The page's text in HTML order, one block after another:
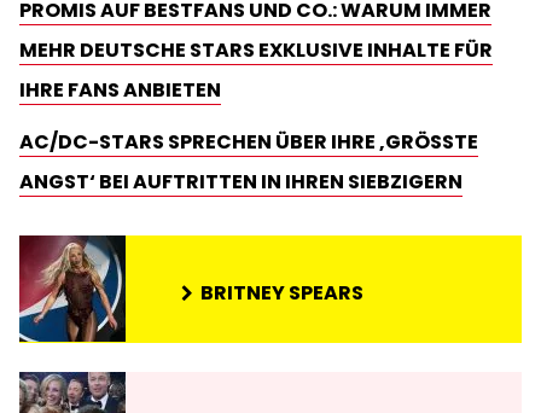
PROMIS AUF BESTFANS UND CO.: WARUM IMMER
MEHR DEUTSCHE STARS EXKLUSIVE INHALTE FÜR
IHRE FANS ANBIETEN
AC/DC-STARS SPRECHEN ÜBER IHRE ‚GRÖSSTE A
NGST‘ BEI AUFTRITTEN IN IHREN SIEBZIGERN
BRITNEY SPEARS